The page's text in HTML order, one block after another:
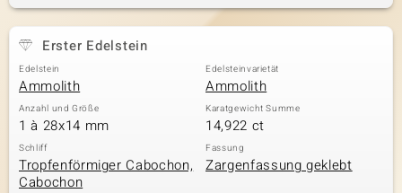
Classics
Erster Edelstein
Edelstein
Ammolith
Edelsteinvarietät
Ammolith
Anzahl und Größe
1 à 28x14 mm
Karatgewicht Summe
14,922 ct
Schliff
Tropfenförmiger Cabochon,
Cabochon
Fassung
Zargenfassung geklebt